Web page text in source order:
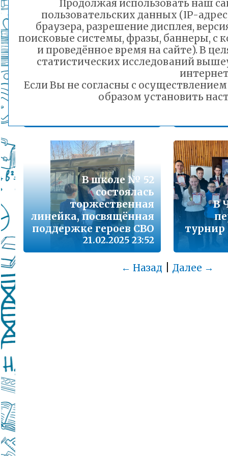
Подробнее...
Порядок предоставления льготного
малоимущих семей
Подробнее...
Горячая линия по вопросам школьного
дошкольного образования и тел 32-41-13
Подробнее...
Дворец детского
творчества празднует
ЮБИЛЕЙ!
В школе № 52
состоялась
торжественная
линейка, посвящённая
поддержке героев СВО
21.02.2025 23:52
В
← Назад| Далее →
Продолжая использовать наш
пользовательских данных (IP-
браузера, разрешение дисплея,
поисковые системы, фразы, баннеры, с
и проведённое время на сайте). В
статистических исследований
Если Вы не согласны с
образом установить